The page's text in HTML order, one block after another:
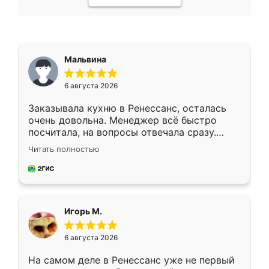
Мальвина
6 августа 2026
Заказывала кухню в Ренессанс, осталась
очень довольна. Менеджер всё быстро
посчитала, на вопросы отвечала сразу.
Замерщик приехал в субботу, подошёл к
делу со всей ответственностью. Собрали
за день, ребята работали аккуратно, даже
Читать полностью
Игорь М.
6 августа 2026
На самом деле в Ренессанс уже не первый